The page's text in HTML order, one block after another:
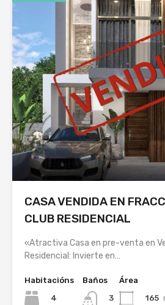
CASA VENDIDA EN
CLUB RESIDENCIAL
«Atractiva Casa en pre-venta en
Residencial: Invierte en…
Habitacións
4
Baños
3
Área
165